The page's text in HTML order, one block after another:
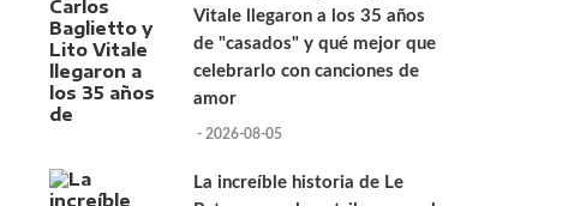
Vitale llegaron a los 35 años
de "casados" y qué mejor que
celebrarlo con canciones de
amor
- 2026-08-05
La increíble historia de Le